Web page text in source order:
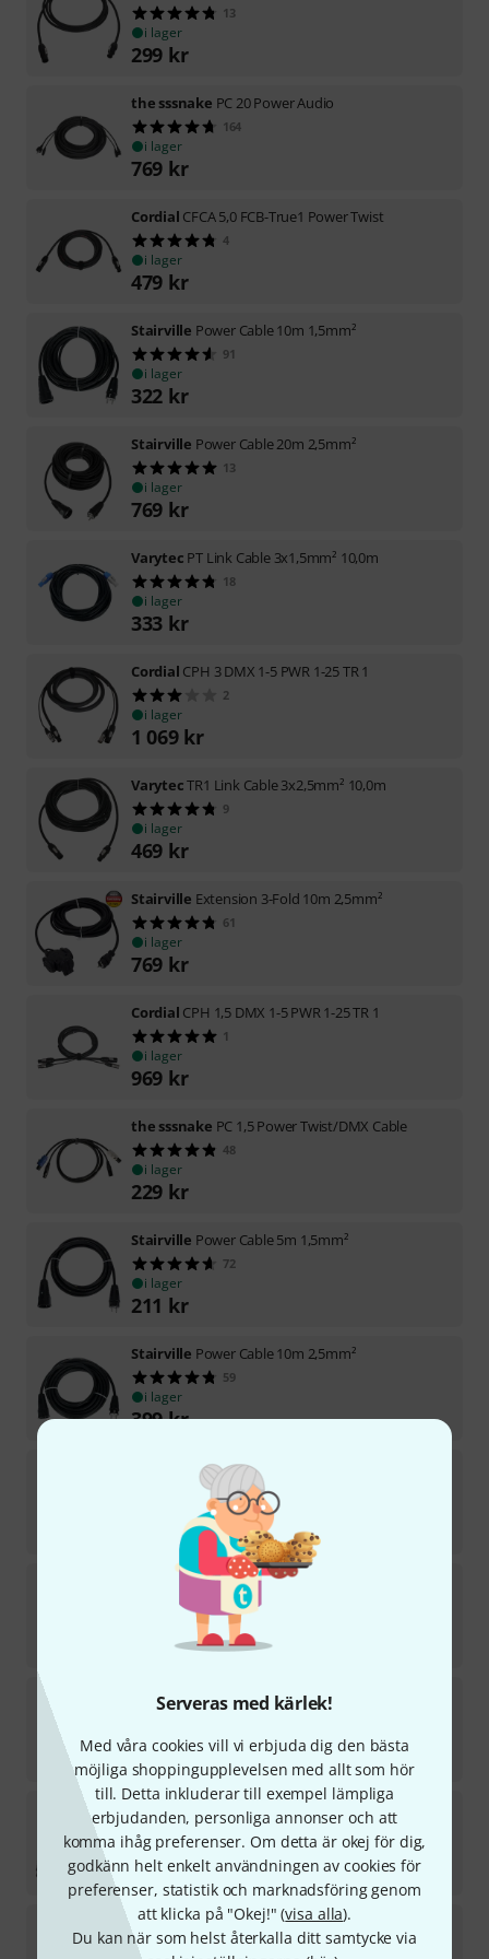
Serveras med kärlek!
Med våra cookies vill vi erbjuda dig den bästa
möjliga shoppingupplevelsen med allt som hör
till. Detta inkluderar till exempel lämpliga
erbjudanden, personliga annonser och att
komma ihåg preferenser. Om detta är okej för dig,
godkänn helt enkelt användningen av cookies för
preferenser, statistik och marknadsföring genom
att klicka på "Okej!" (visa alla).
Du kan när som helst återkalla ditt samtycke via
13
i lager
299 kr
the sssnake PC 20 Power Audio
164
i lager
769 kr
Cordial CFCA 5,0 FCB-True1 Power Twist
4
i lager
479 kr
Stairville Power Cable 10m 1,5mm²
91
i lager
322 kr
Stairville Power Cable 20m 2,5mm²
13
i lager
769 kr
Varytec PT Link Cable 3x1,5mm² 10,0m
18
i lager
333 kr
Cordial CPH 3 DMX 1-5 PWR 1-25 TR 1
2
i lager
1 069 kr
VarytecTR1 Link Cable 3x2,5mm² 10,0m
9
i lager
469 kr
Stairville Extension 3-Fold 10m 2,5mm²
61
i lager
769 kr
Cordial CPH 1,5 DMX 1-5 PWR 1-25 TR 1
1
i lager
969 kr
the sssnake PC 1,5 Power Twist/DMX Cable
48
i lager
229 kr
Stairville Power Cable 5m 1,5mm²
72
i lager
211 kr
Stairville Power Cable 10m 2,5mm²
59
i lager
399kr
PT Power Cable 3x1,5mm² 5,0m
55
kr
Cable Drum IP44 50m 3x 1,5 mm²
52
kr
Varytec TR1 Link Cable 3x2,5mm² 2,0m
i lager
279 kr
Stairville Power Twist Link Cable 5,0m
i lager
369 kr
StairvillePower Cable 3m 2,5mm²
20